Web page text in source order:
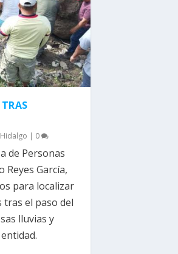
| 0
de Personas
Reyes García,
para localizar
tras el paso del
lluvias y